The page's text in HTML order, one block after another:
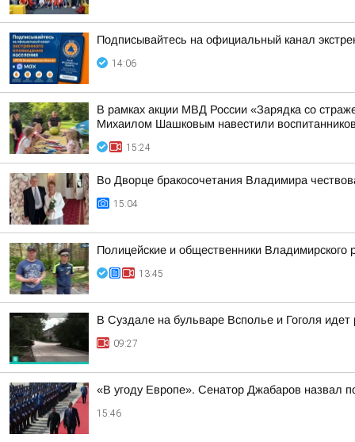
Подписывайтесь на официальный канал
14:06
В рамках акции МВД России «Зарядка со
Михаилом Шашковым навестили
15:24
Во Дворце бракосочетания Владимира
15:04
Полицейские и общественники
13:45
В Суздале на бульваре Всполье и Гоголя
09:27
«В угоду Европе». Сенатор Джабаров назвал
15:46